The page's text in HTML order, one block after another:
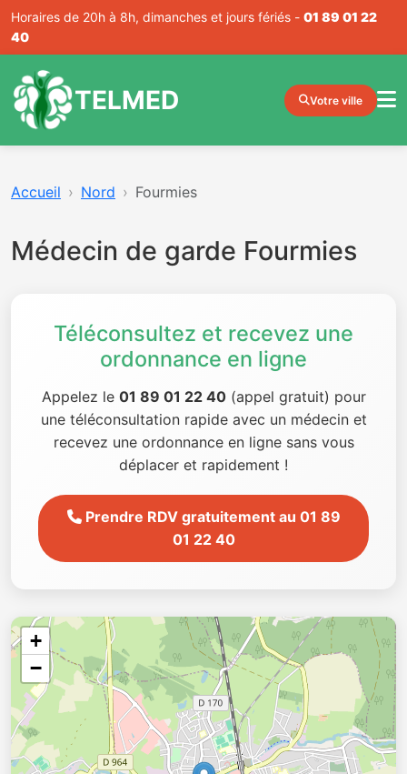
Horaires de 20h à 8h, dimanches et jours fériés - 01 89 01 22
40
TELMED Votre ville
Accueil Nord Fourmies
Médecin de garde Fourmies
Téléconsultez et recevez une
ordonnance en ligne
Appelez le 01 89 01 22 40(appel gratuit) pour
une téléconsultation rapide avec un médecin et
recevez une ordonnance en ligne sans vous
déplacer et rapidement !
Prendre RDV gratuitement au 01 89
01 22 40
+
−